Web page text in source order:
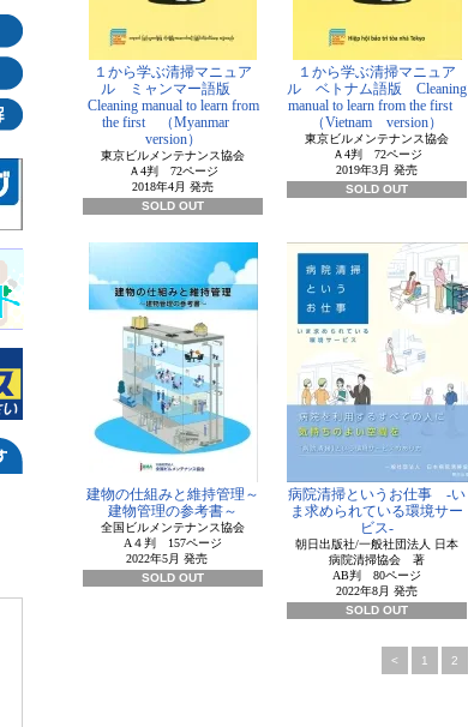
１から学ぶ清掃マニュア
ル ミャンマー語版
Cleaning manual to learn from
the first （Myanmar
version）
東京ビルメンテナンス協会
Ａ4判 72ページ
2018年4月 発売
SOLD OUT
１から学ぶ清掃マニュア
ル ベトナム語版 Cleaning
manual to learn from the first
（Vietnam version）
東京ビルメンテナンス協会
Ａ4判 72ページ
2019年3月 発売
SOLD OUT
建物の仕組みと維持管理～
建物管理の参考書～
全国ビルメンテナンス協会
A４判 157ページ
2022年5月 発売
SOLD OUT
病院清掃というお仕事 -い
ま求められている環境サー
ビス-
朝日出版社/一般社団法人 日本
病院清掃協会 著
AB判 80ページ
2022年8月 発売
SOLD OUT
< 1 2